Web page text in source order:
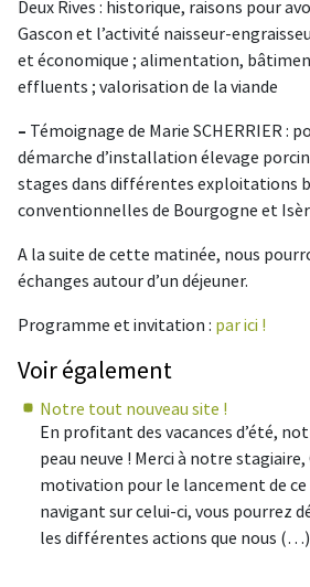
Deux Rives : historique, raisons pour
Gascon et l’activité naisseur-
et économique ; alimentation,
effluents ; valorisation de la viande
– Témoignage de Marie SCHERRIER :
démarche d’installation élevage porcin
stages dans différentes exploitations
conventionnelles de Bourgogne et
A la suite de cette matinée, nous
échanges autour d’un déjeuner.
Programme et invitation : par ici !
Voir également
Notre tout nouveau site !
En profitant des vacances d’été,
peau neuve ! Merci à notre
motivation pour le lancement de ce
navigant sur celui-ci, vous pourrez
les différentes actions que nous (…)